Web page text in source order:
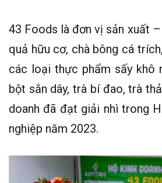
43 Foods là đơn vị sản xuất
quả hữu cơ, chà bông cá
các loại thực phẩm sấy khô
bột sắn dây, trà bí đao, trà
doanh đã đạt giải nhì trong
nghiệp năm 2023.